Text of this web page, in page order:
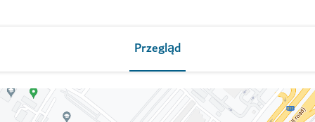
Przegląd